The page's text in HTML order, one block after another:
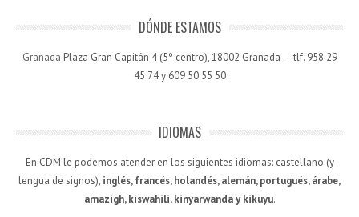
DÓNDE ESTAMOS
Granada Plaza Gran Capitán 4 (5º centro), 18002 Granada — tlf. 958 29
45 74 y 609 50 55 50
IDIOMAS
En CDM le podemos atender en los siguientes idiomas: castellano (y
lengua de signos), inglés, francés, holandés, alemán, portugués, árabe,
amazigh, kiswahili, kinyarwanda y kikuyu.